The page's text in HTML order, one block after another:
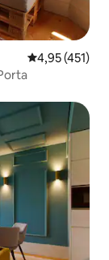
Prosječna
4,95 (451)
gosti”